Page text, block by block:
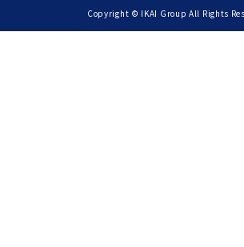
Copyright © IKAI Group All Rights